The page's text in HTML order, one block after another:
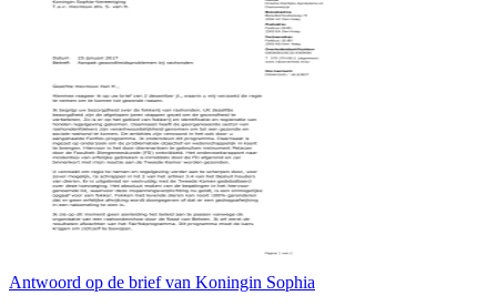
Antwoord op de brief van Koningin Sophia